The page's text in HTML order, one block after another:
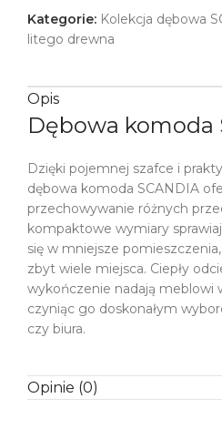
Kategorie: Kolekcja dębowa
litego drewna
Opis
Dębowa komoda
Dzięki pojemnej szafce i
dębowa komoda SCANDIA
przechowywanie różnych
kompaktowe wymiary
się w mniejsze
zbyt wiele miejsca. Ciepły
wykończenie nadają meblowi
czyniąc go doskonałym
czy biura.
Opinie (0)